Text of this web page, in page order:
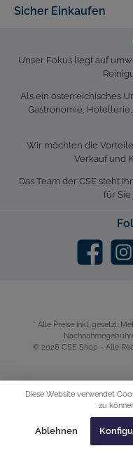
Sicher Einkaufen
Unser Fokus liegt auf
Als ein österreichisches
Gastronomie,
Wir möchten die
Verkauf und
Das Team der CSE steht
für Sie
* Alle Preise inkl. gesetzl.
© 2026 CSE Shop - Alle
Diese Website verwendet
zu
Ablehnen